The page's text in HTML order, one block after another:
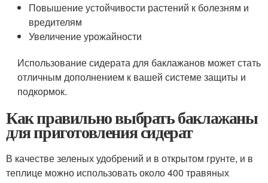
Повышение устойчивости растений к болезням и
вредителям
Увеличение урожайности
Использование сидерата для баклажанов может стать
отличным дополнением к вашей системе защиты и
подкормок.
Как правильно выбрать баклажаны
для приготовления сидерат
В качестве зеленых удобрений и в открытом грунте, и в
теплице можно использовать около 400 травяных